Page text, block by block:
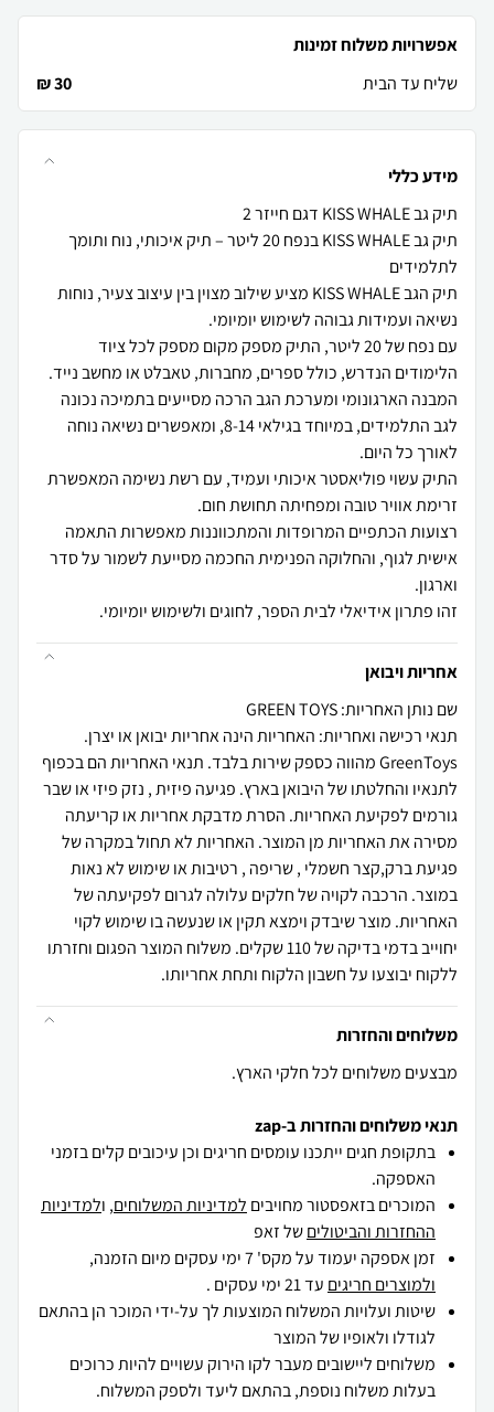
אפשרויות משלוח זמינות
שליח עד הבית
30 ₪
מידע כללי
תיק גב KISS WHALE בנפח 20 ליטר – תיק איכותי, נוח ותומך
תיק הגב KISS WHALE מציע שילוב מצוין בין עיצוב צעיר, נוחות
עם נפח של 20 ליטר, התיק מספק מקום מספק לכל ציוד
המבנה הארגונומי ומערכת הגב הרכה מסייעים בתמיכה נכונה
לגב התלמידים, במיוחד בגילאי 8-14, ומאפשרים נשיאה נוחה
התיק עשוי פוליאסטר איכותי ועמיד, עם רשת נשימה המאפשרת
רצועות הכתפיים המרופדות והמתכווננות מאפשרות התאמה
אישית לגוף, והחלוקה הפנימית החכמה מסייעת לשמור על סדר
זהו פתרון אידיאלי לבית הספר, לחוגים ולשימוש יומיומי.
אחריות ויבואן
שם נותן האחריות: GREEN TOYS
תנאי רכישה ואחריות: האחריות הינה אחריות יבואן או יצרן.
GreenToys מהווה כספק שירות בלבד. תנאי האחריות הם בכפוף
לתנאיו והחלטתו של היבואן בארץ. פגיעה פיזית , נזק פיזי או שבר
גורמים לפקיעת האחריות. הסרת מדבקת אחריות או קריעתה
מסירה את האחריות מן המוצר. האחריות לא תחול במקרה של
פגיעת ברק,קצר חשמלי , שריפה , רטיבות או שימוש לא נאות
במוצר. הרכבה לקויה של חלקים עלולה לגרום לפקיעתה של
האחריות. מוצר שיבדק וימצא תקין או שנעשה בו שימוש לקוי
יחוייב בדמי בדיקה של 110 שקלים. משלוח המוצר הפגום וחזרתו
ללקוח יבוצעו על חשבון הלקוח ותחת אחריותו.
משלוחים והחזרות
מבצעים משלוחים לכל חלקי הארץ.
תנאי משלוחים והחזרות ב-zap
בתקופת חגים ייתכנו עומסים חריגים וכן עיכובים קלים בזמני
האספקה.
המוכרים בזאפסטור מחויבים למדיניות המשלוחים, ולמדיניות
ההחזרות והביטוליםשל זאפ
זמן אספקה יעמוד על מקס' 7 ימי עסקים מיום הזמנה,
ולמוצרים חריגים עד 21 ימי עסקים .
שיטות ועלויות המשלוח המוצעות לך על-ידי המוכר הן בהתאם
לגודלו ולאופיו של המוצר
משלוחים ליישובים מעבר לקו הירוק עשויים להיות כרוכים
בעלות משלוח נוספת, בהתאם ליעד ולספק המשלוח.